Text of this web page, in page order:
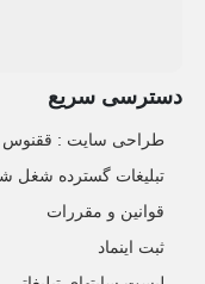
دسترسی سریع
طراحی سایت :‌ ققنوس
تبلیغات گسترده شغل
قوانین و مقررات
ثبت اینماد